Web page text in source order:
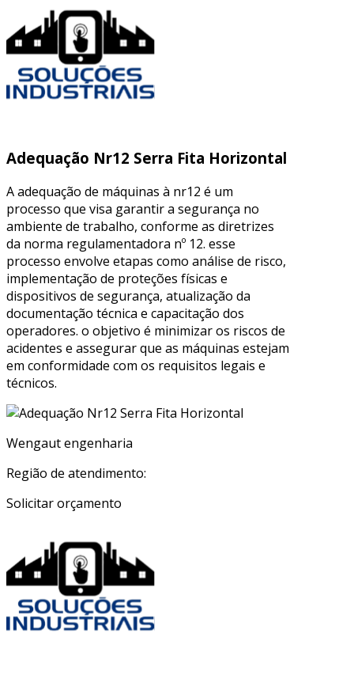
Adequação Nr12 Serra Fita Horizontal
A adequação de máquinas à nr12 é um
processo que visa garantir a segurança no
ambiente de trabalho, conforme as diretrizes
da norma regulamentadora nº 12. esse
processo envolve etapas como análise de risco,
implementação de proteções físicas e
dispositivos de segurança, atualização da
documentação técnica e capacitação dos
operadores. o objetivo é minimizar os riscos de
acidentes e assegurar que as máquinas estejam
em conformidade com os requisitos legais e
técnicos.
Wengaut engenharia
Região de atendimento:
Solicitar orçamento